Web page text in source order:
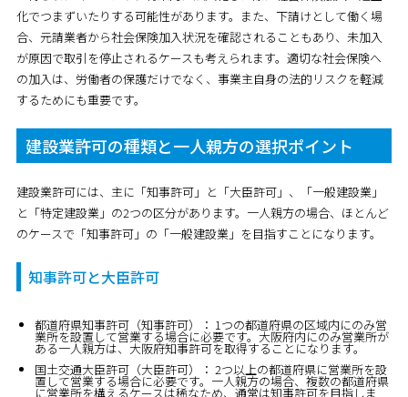
化でつまずいたりする可能性があります。また、下請けとして働く場
合、元請業者から社会保険加入状況を確認されることもあり、未加入
が原因で取引を停止されるケースも考えられます。適切な社会保険へ
の加入は、労働者の保護だけでなく、事業主自身の法的リスクを軽減
するためにも重要です。
建設業許可の種類と一人親方の選択ポイント
建設業許可には、主に「知事許可」と「大臣許可」、「一般建設業」
と「特定建設業」の2つの区分があります。一人親方の場合、ほとんど
のケースで「知事許可」の「一般建設業」を目指すことになります。
知事許可と大臣許可
都道府県知事許可（知事許可）： 1つの都道府県の区域内にのみ営
業所を設置して営業する場合に必要です。大阪府内にのみ営業所が
ある一人親方は、大阪府知事許可を取得することになります。
国土交通大臣許可（大臣許可）： 2つ以上の都道府県に営業所を設
置して営業する場合に必要です。一人親方の場合、複数の都道府県
に営業所を構えるケースは稀なため、通常は知事許可を目指しま